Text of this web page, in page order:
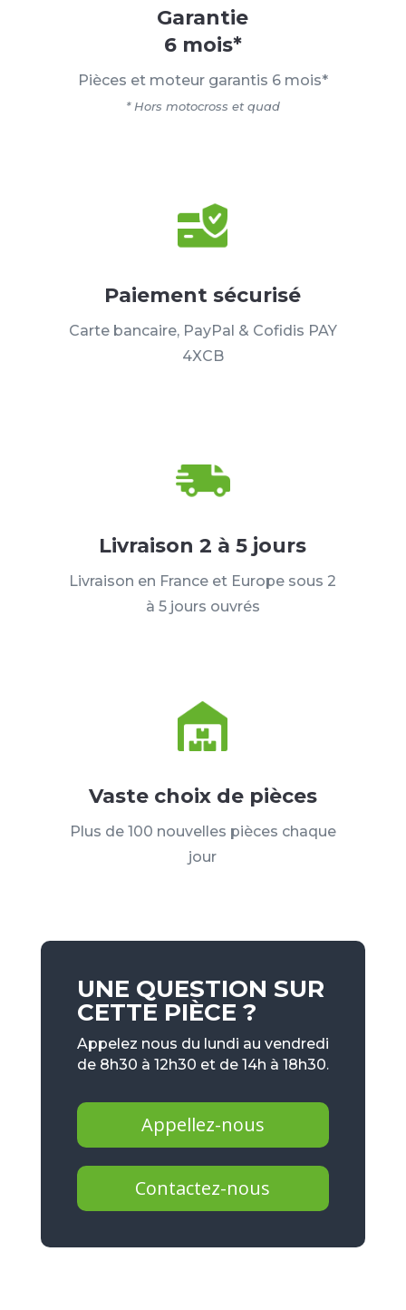
Garantie
6 mois*
Pièces et moteur garantis 6 mois*
* Hors motocross et quad
Paiement sécurisé
Carte bancaire, PayPal & Cofidis PAY
4XCB
Livraison 2 à 5 jours
Livraison en France et Europe sous 2
à 5 jours ouvrés
Vaste choix de pièces
Plus de 100 nouvelles pièces chaque
jour
UNE QUESTION SUR
CETTE PIÈCE ?
Appelez nous du lundi au vendredi
de 8h30 à 12h30 et de 14h à 18h30.
Appellez-nous
Contactez-nous